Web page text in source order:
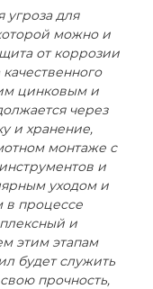
угроза для
можно и
от коррозии
цинковым и
через
и хранение,
монтаже с
и
уходом и
процессе
и
этим этапам
будет служить
прочность,